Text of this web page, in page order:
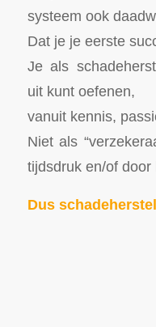
systeem ook
Dat je je eerste
Je als
uit kunt oefenen,
vanuit kennis,
Niet als
tijdsdruk en/of door
Dus